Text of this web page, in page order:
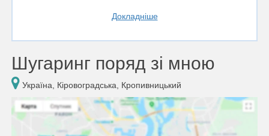
Докладніше
Шугаринг поряд зі мною
Україна, Кіровоградська, Кропивницький